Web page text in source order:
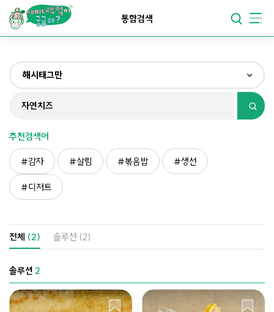
맛있어지는부엌
요리가쉬워지는부엌
통합검색
해시태그만
전체
재료만
해시태그만
추천검색어
감자 살림 볶음밥 생선
디저트
전체 (2) 솔루션 (2)
솔루션 2